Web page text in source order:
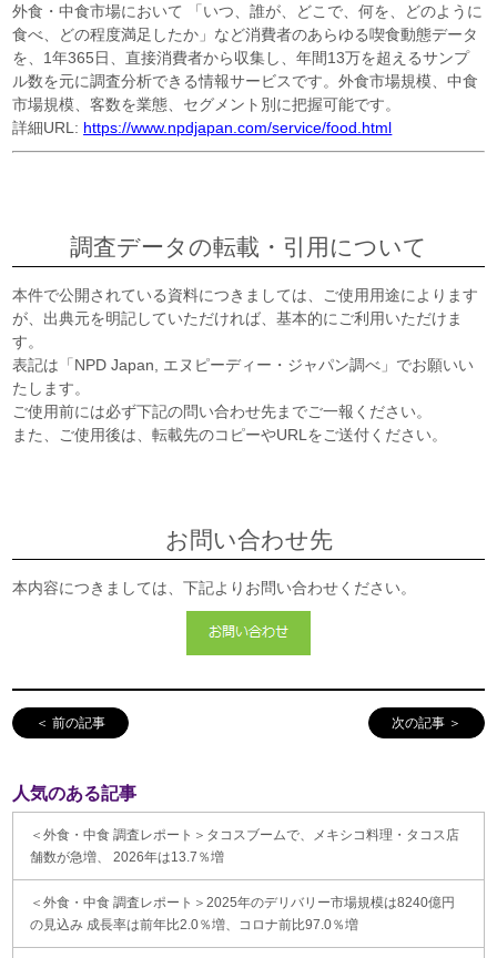
外食・中食市場において 「いつ、誰が、どこで、何を、どのように
食べ、どの程度満足したか」など消費者のあらゆる喫食動態データ
を、1年365日、直接消費者から収集し、年間13万を超えるサンプ
ル数を元に調査分析できる情報サービスです。外食市場規模、中食
市場規模、客数を業態、セグメント別に把握可能です。
詳細URL: https://www.npdjapan.com/service/food.html
調査データの転載・引用について
本件で公開されている資料につきましては、ご使用用途によります
が、出典元を明記していただければ、基本的にご利用いただけま
す。
表記は「NPD Japan, エヌピーディー・ジャパン調べ」でお願いい
たします。
ご使用前には必ず下記の問い合わせ先までご一報ください。
また、ご使用後は、転載先のコピーやURLをご送付ください。
お問い合わせ先
本内容につきましては、下記よりお問い合わせください。
＜ 前の記事 次の記事 ＞
人気のある記事
＜外食・中食 調査レポート＞タコスブームで、メキシコ料理・タコス店
舗数が急増、 2026年は13.7％増
＜外食・中食 調査レポート＞2025年のデリバリー市場規模は8240億円
の見込み 成長率は前年比2.0％増、コロナ前比97.0％増